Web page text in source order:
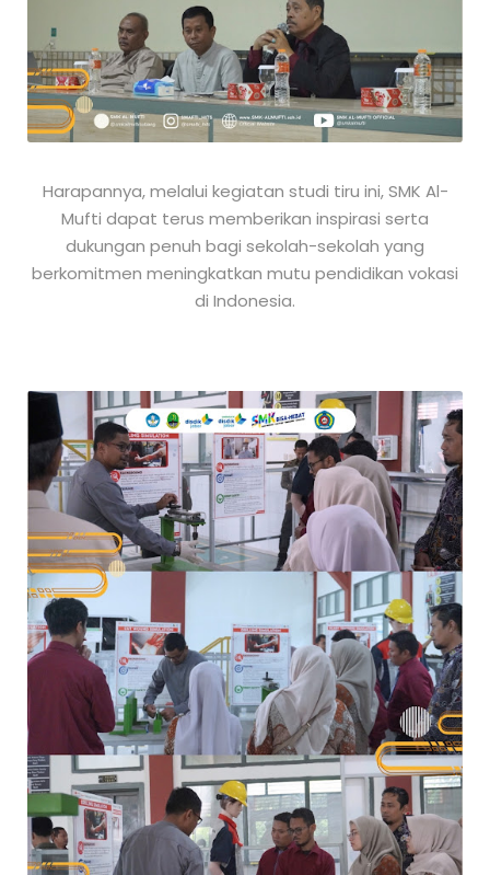
Harapannya, melalui kegiatan studi tiru ini, SMK Al-
Mufti dapat terus memberikan inspirasi serta
dukungan penuh bagi sekolah-sekolah yang
berkomitmen meningkatkan mutu pendidikan vokasi
di Indonesia.